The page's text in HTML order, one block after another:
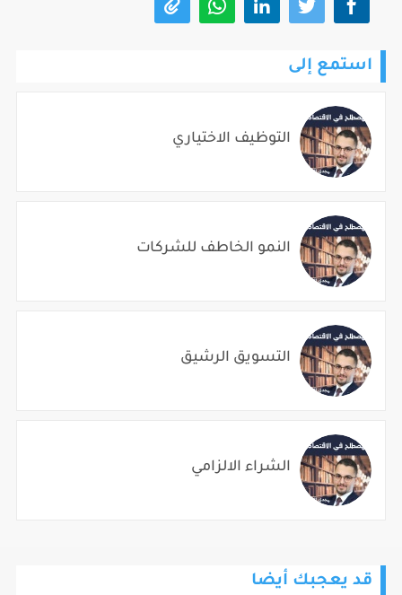
استمع إلى
التوظيف الاختياري
النمو الخاطف للشركات
التسويق الرشيق
الشراء الالزامي
قد يعجبك أيضا